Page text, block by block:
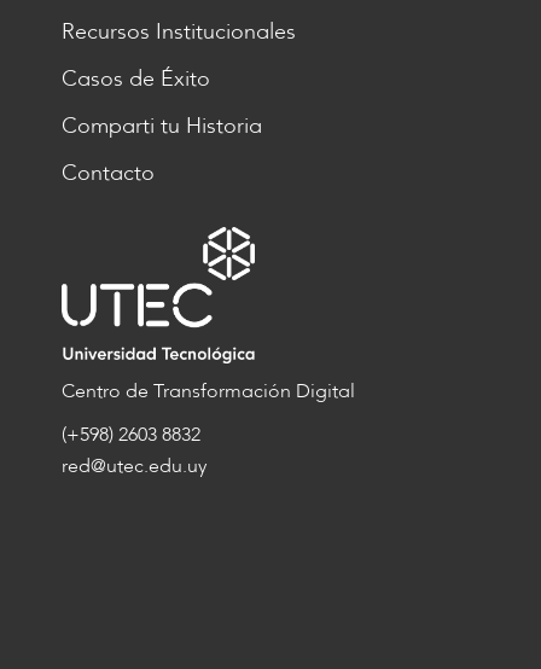
Recursos Institucionales
Casos de Éxito
Comparti tu Historia
Contacto
Centro de Transformación Digital
(+598) 2603 8832
red@utec.edu.uy